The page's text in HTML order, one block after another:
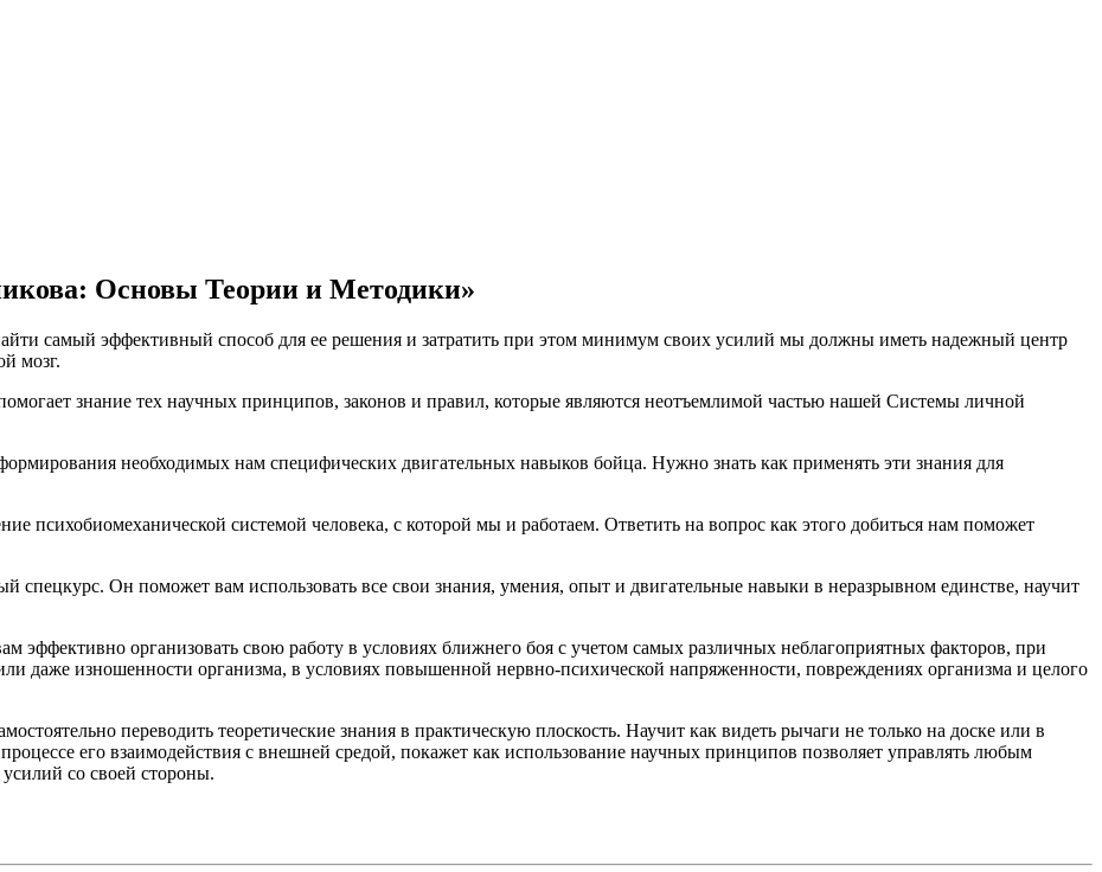
Основы Теории и Методики»
самый эффективный способ для ее решения и затратить при этом минимум своих усилий мы должны иметь надежный центр
мозг.
знание тех научных принципов, законов и правил, которые являются неотъемлимой частью нашей Системы личной
необходимых нам специфических двигательных навыков бойца. Нужно знать как применять эти знания для
психобиомеханической системой человека, с которой мы и работаем. Ответить на вопрос как этого добиться нам поможет
Он поможет вам использовать все свои знания, умения, опыт и двигательные навыки в неразрывном единстве, научит
эффективно организовать свою работу в условиях ближнего боя с учетом самых различных неблагоприятных факторов, при
даже изношенности организма, в условиях повышенной нервно-психической напряженности, повреждениях организма и целого
переводить теоретические знания в практическую плоскость. Научит как видеть рычаги не только на доске или в
его взаимодействия с внешней средой, покажет как использование научных принципов позволяет управлять любым
со своей стороны.